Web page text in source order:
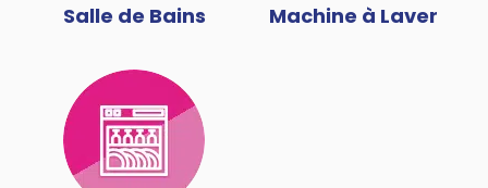
Salle de Bains Machine à Laver